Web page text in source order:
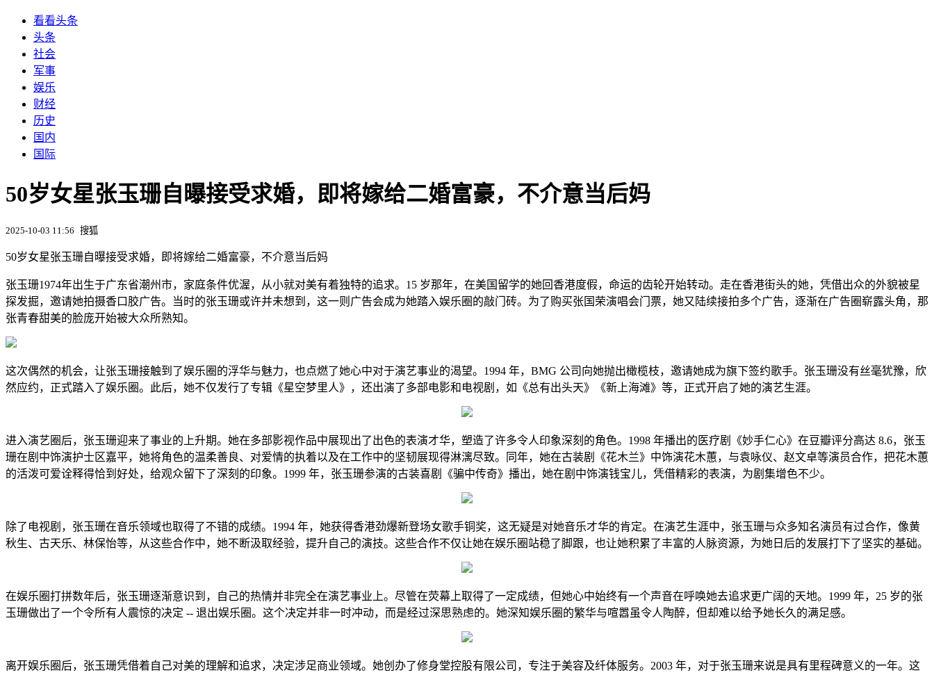
看看头条
头条
社会
军事
娱乐
财经
历史
国内
国际
50岁女星张玉珊自曝接受求婚，即将嫁给二婚富豪，不介意当后妈
2025-10-03 11:56 搜狐
50岁女星张玉珊自曝接受求婚，即将嫁给二婚富豪，不介意当后妈
张玉珊1974年出生于广东省潮州市，家庭条件优渥，从小就对美有着独特的追求。15 岁那年，在美国留学的她回香港度假，命运的齿轮开始转动。走在香港街头的她，凭借出众的外貌被星
探发掘，邀请她拍摄香口胶广告。当时的张玉珊或许并未想到，这一则广告会成为她踏入娱乐圈的敲门砖。为了购买张国荣演唱会门票，她又陆续接拍多个广告，逐渐在广告圈崭露头角，那
张青春甜美的脸庞开始被大众所熟知。
这次偶然的机会，让张玉珊接触到了娱乐圈的浮华与魅力，也点燃了她心中对于演艺事业的渴望。1994 年，BMG 公司向她抛出橄榄枝，邀请她成为旗下签约歌手。张玉珊没有丝毫犹豫，欣
然应约，正式踏入了娱乐圈。此后，她不仅发行了专辑《星空梦里人》，还出演了多部电影和电视剧，如《总有出头天》《新上海滩》等，正式开启了她的演艺生涯。
进入演艺圈后，张玉珊迎来了事业的上升期。她在多部影视作品中展现出了出色的表演才华，塑造了许多令人印象深刻的角色。1998 年播出的医疗剧《妙手仁心》在豆瓣评分高达 8.6，张玉
珊在剧中饰演护士区嘉平，她将角色的温柔善良、对爱情的执着以及在工作中的坚韧展现得淋漓尽致。同年，她在古装剧《花木兰》中饰演花木蕙，与袁咏仪、赵文卓等演员合作，把花木蕙
的活泼可爱诠释得恰到好处，给观众留下了深刻的印象。1999 年，张玉珊参演的古装喜剧《骗中传奇》播出，她在剧中饰演钱宝儿，凭借精彩的表演，为剧集增色不少。
除了电视剧，张玉珊在音乐领域也取得了不错的成绩。1994 年，她获得香港劲爆新登场女歌手铜奖，这无疑是对她音乐才华的肯定。在演艺生涯中，张玉珊与众多知名演员有过合作，像黄
秋生、古天乐、林保怡等，从这些合作中，她不断汲取经验，提升自己的演技。这些合作不仅让她在娱乐圈站稳了脚跟，也让她积累了丰富的人脉资源，为她日后的发展打下了坚实的基础。
在娱乐圈打拼数年后，张玉珊逐渐意识到，自己的热情并非完全在演艺事业上。尽管在荧幕上取得了一定成绩，但她心中始终有一个声音在呼唤她去追求更广阔的天地。1999 年，25 岁的张
玉珊做出了一个令所有人震惊的决定 -- 退出娱乐圈。这个决定并非一时冲动，而是经过深思熟虑的。她深知娱乐圈的繁华与喧嚣虽令人陶醉，但却难以给予她长久的满足感。
离开娱乐圈后，张玉珊凭借着自己对美的理解和追求，决定涉足商业领域。她创办了修身堂控股有限公司，专注于美容及纤体服务。2003 年，对于张玉珊来说是具有里程碑意义的一年。这